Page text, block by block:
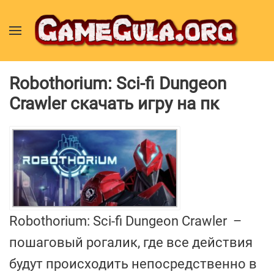
Robothorium: Sci-fi Dungeon
Crawler скачать игру на пк
Robothorium: Sci-fi Dungeon Crawler –
пошаговый рогалик, где все действия
будут происходить непосредственно в